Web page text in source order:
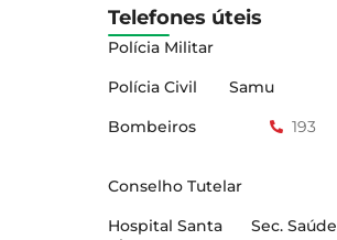
Telefones úteis
Polícia Militar
Polícia Civil
Samu
Bombeiros
193
Conselho Tutelar
Hospital Santa
Sec. Saúde